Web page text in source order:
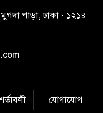
মধ্যে ঢাকাসহ ১০ অঞ্চলে
পূর্বাভাস
সঙ্গে দেখা করে স্বপ্নপূরণ
রাষ্ট্রপতি নির্বাচন,
পাড়া, ঢাকা - ১২১৪
যোগাযোগ